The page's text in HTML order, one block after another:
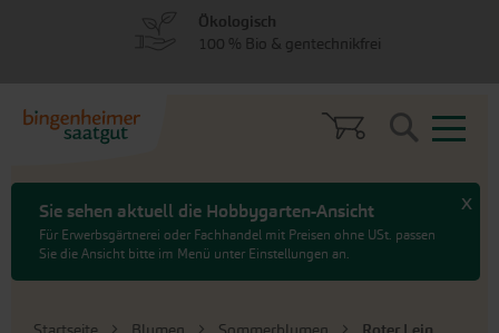
Sie sehen aktuell die Hobbygarten-Ansicht
Für Erwerbsgärtnerei oder Fachhandel mit Preisen ohne USt. passen
Sie die Ansicht bitte im Menü unter Einstellungen an.
x
Search
Ökologisch
100 % Bio & gentechnikfrei